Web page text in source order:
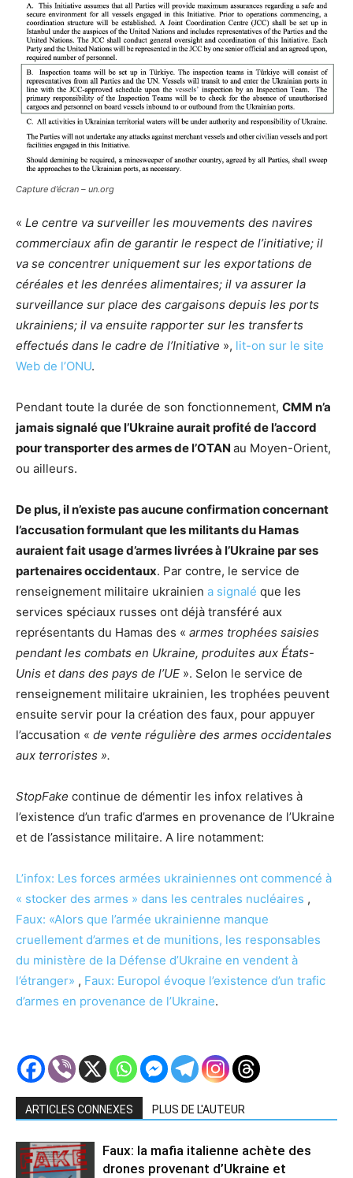
Capture d’écran – un.org
« Le centre va surveiller les mouvements des navires
commerciaux afin de garantir le respect de l’initiative; il
va se concentrer uniquement sur les exportations de
céréales et les denrées alimentaires; il va assurer la
surveillance sur place des cargaisons depuis les ports
ukrainiens; il va ensuite rapporter sur les transferts
effectués dans le cadre de l’Initiative », lit-on sur le site
Web de l’ONU.
Pendant toute la durée de son fonctionnement, CMM n’a
jamais signalé que l’Ukraine aurait profité de l’accord
pour transporter des armes de l’OTAN au Moyen-Orient,
ou ailleurs.
De plus, il n’existe pas aucune confirmation concernant
l’accusation formulant que les militants du Hamas
auraient fait usage d’armes livrées à l’Ukraine par ses
partenaires occidentaux. Par contre, le service de
renseignement militaire ukrainien a signalé que les
services spéciaux russes ont déjà transféré aux
représentants du Hamas des « armes trophées saisies
pendant les combats en Ukraine, produites aux États-
Unis et dans des pays de l’UE ». Selon le service de
renseignement militaire ukrainien, les trophées peuvent
ensuite servir pour la création des faux, pour appuyer
l’accusation « de vente régulière des armes occidentales
aux terroristes ».
StopFake continue de démentir les infox relatives à
l’existence d’un trafic d’armes en provenance de l’Ukraine
et de l’assistance militaire. A lire notamment:
L’infox: Les forces armées ukrainiennes ont commencé à
« stocker des armes » dans les centrales nucléaires ,
Faux: «Alors que l’armée ukrainienne manque
cruellement d’armes et de munitions, les responsables
du ministère de la Défense d’Ukraine en vendent à
l’étranger» , Faux: Europol évoque l’existence d’un trafic
d’armes en provenance de l’Ukraine.
ARTICLES CONNEXES PLUS DE L'AUTEUR
Faux: la mafia italienne achète des
drones provenant d’Ukraine et